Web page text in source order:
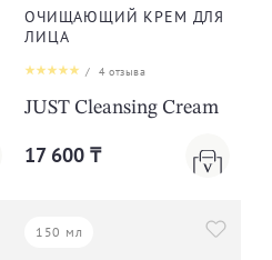
ОЧИЩАЮЩИЙ КРЕМ ДЛЯ
ЛИЦА
/ 4отзыва
JUST Cleansing Cream
17 600 ₸
150 мл